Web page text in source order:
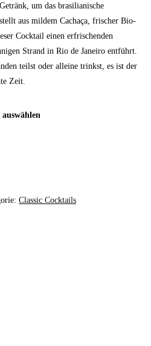
um das brasilianische
aus mildem Cachaça, frischer Bio-
Cocktail einen erfrischenden
Strand in Rio de Janeiro entführt.
teilst oder alleine trinkst, es ist der
Zeit.
Classic Cocktails